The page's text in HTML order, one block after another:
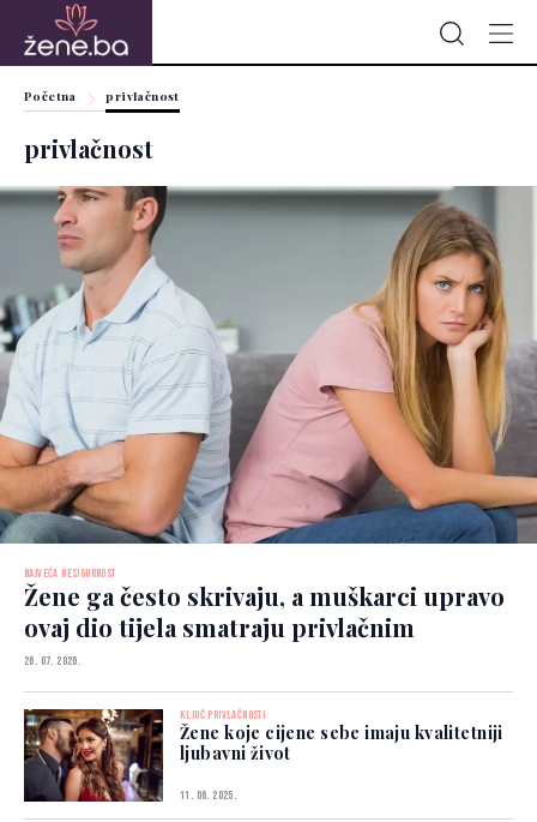
Početna privlačnost
privlačnost
NAJVEĆA NESIGURNOST
Žene ga često skrivaju, a muškarci upravo
ovaj dio tijela smatraju privlačnim
26. 07. 2026.
KLJUČ PRIVLAČNOSTI
Žene koje cijene sebe imaju kvalitetniji
ljubavni život
11. 06. 2025.